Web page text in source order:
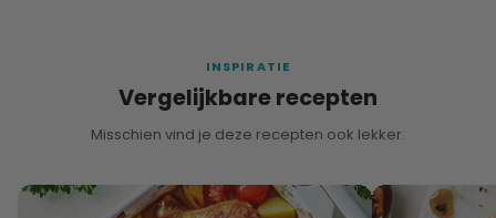
INSPIRATIE
Vergelijkbare recepten
Misschien vind je deze recepten ook lekker.